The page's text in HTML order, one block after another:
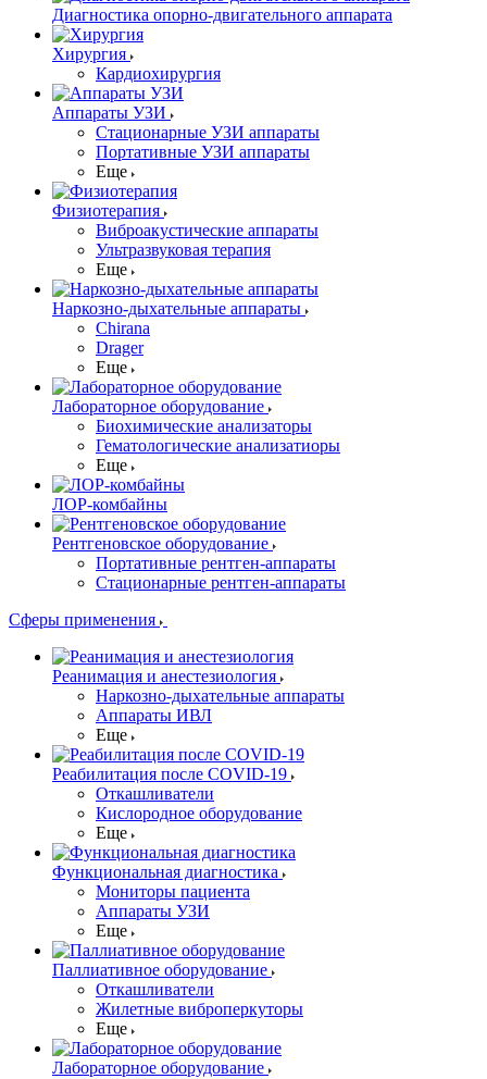
Диагностика опорно-двигательного аппарата
Хирургия
Кардиохирургия
Аппараты УЗИ
Стационарные УЗИ аппараты
Портативные УЗИ аппараты
Еще
Физиотерапия
Виброакустические аппараты
Ультразвуковая терапия
Еще
Наркозно-дыхательные аппараты
Chirana
Drager
Еще
Лабораторное оборудование
Биохимические анализаторы
Гематологические анализатиоры
Еще
ЛОР-комбайны
Рентгеновское оборудование
Портативные рентген-аппараты
Стационарные рентген-аппараты
Сферы применения
Реанимация и анестезиология
Наркозно-дыхательные аппараты
Аппараты ИВЛ
Еще
Реабилитация после COVID-19
Откашливатели
Кислородное оборудование
Еще
Функциональная диагностика
Мониторы пациента
Аппараты УЗИ
Еще
Паллиативное оборудование
Откашливатели
Жилетные виброперкуторы
Еще
Лабораторное оборудование